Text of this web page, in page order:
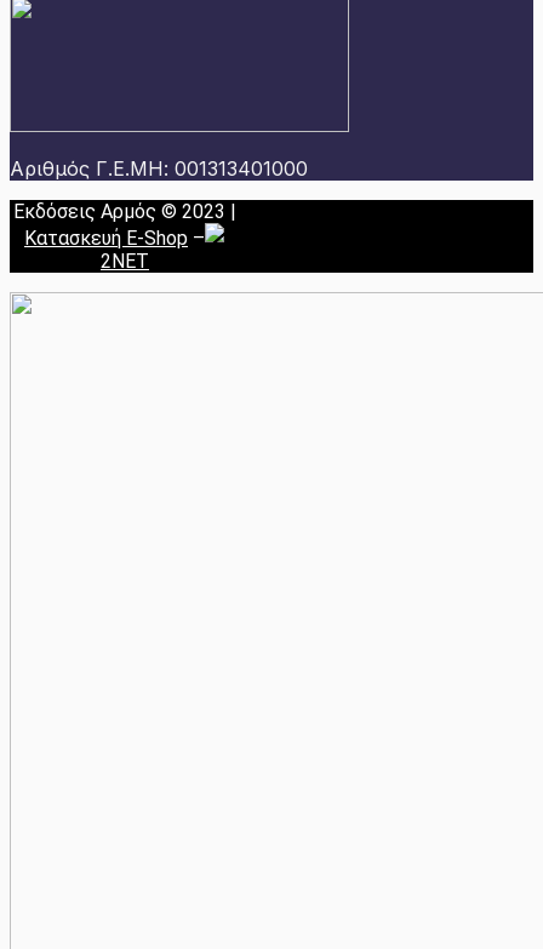
Αριθμός Γ.Ε.ΜΗ: 001313401000
Εκδόσεις Αρμός © 2023 |
Κατασκευή E-Shop –
2NET